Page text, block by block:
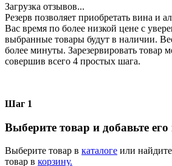
Загрузка отзывов...
Резерв позволяет приобретать вина и
Вас время по более низкой цене с
выбранные товары будут в наличии.
более минуты. Зарезервировать товар
совершив всего 4 простых шага.
Шаг 1
Выберите товар и добавьте
Выберите товар в каталоге или
товар в корзину.